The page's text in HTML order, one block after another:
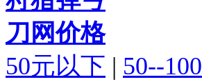
刀网价格
50元以下 | 50--100